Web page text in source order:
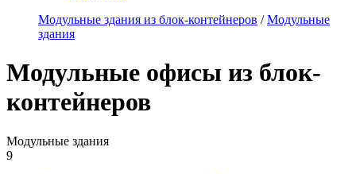
Модульные здания из блок-контейнеров /Модульные
здания
Модульные офисы из блок-
контейнеров
Модульные здания
9